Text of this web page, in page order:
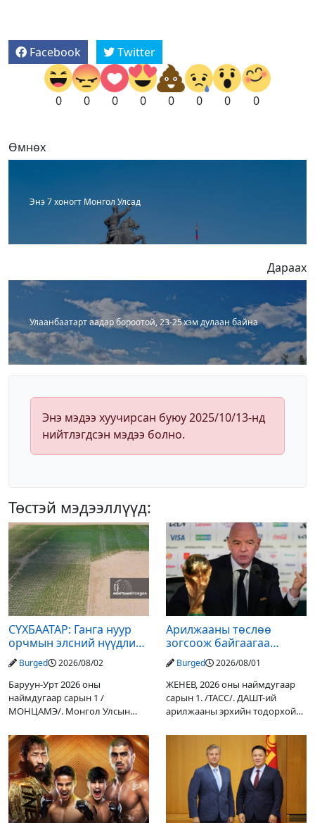
Facebook Twitter
0 0 0 0 0 0 0 0
Өмнөх
Энэ 7 хоногт Монгол Улсад
Дараах
Улаанбаатарт аадар бороотой, 23-25 хэм дулаан байна
Энэ мэдээ хуучирсан буюу 2025/10/13-нд
нийтлэгдсэн мэдээ болно.
Төстэй мэдээллүүд:
СҮХБААТАР: Ганга нуур
орчмын элсний нүүдлийг
зогсоох туршилтын ажил
үр дүнгээ өгч эхэлжээ
Burged 2026/08/02
Баруун-Урт 2026 оны
наймдугаар сарын 1 /
МОНЦАМЭ/. Монгол Улсын
Дарьгангын Ганга нуурыг
сэргээн, хамгаалах төслийг
улсын төсвийн хөрөнгө
оруулалтаар хийж буй.
Төслийн
Арилжааны төслөө
зогсоож байгаагаа
Ж.Инфантино мэдэгдэв
Burged 2026/08/01
ЖЕНЕВ, 2026 оны наймдугаар
сарын 1. /ТАСС/. ДАШТ-ий
арилжааны эрхийн тодорхой
оруулагчдад худалдах
төслөөсөө татгалзахаар
шийдвэрлэснээ ФИФА-гийн
ерөнхийлөгч Жанни